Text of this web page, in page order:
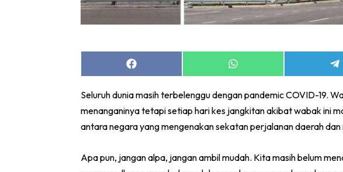
Share
on
Share
on
Seluruh dunia masih terbelenggu dengan pandemic COVID-19.
menanganinya tetapi setiap hari kes jangkitan akibat wabak ini
antara negara yang mengenakan sekatan perjalanan daerah
Apa pun, jangan alpa, jangan ambil mudah. Kita masih belum